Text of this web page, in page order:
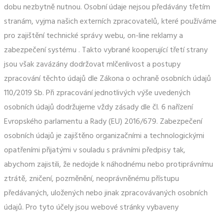
dobu nezbytně nutnou. Osobní údaje nejsou předávány třetím
stranám, vyjma našich externích zpracovatelů, které používáme
pro zajištění technické správy webu, on-line reklamy a
zabezpečení systému . Takto vybrané kooperující třetí strany
jsou však zavázány dodržovat mlčenlivost a postupy
zpracování těchto údajů dle Zákona o ochraně osobních údajů
110/2019 Sb. Při zpracování jednotlivých výše uvedených
osobních údajů dodržujeme vždy zásady dle čl. 6 nařízení
Evropského parlamentu a Rady (EU) 2016/679. Zabezpečení
osobních údajů je zajištěno organizačními a technologickými
opatřeními přijatými v souladu s právními předpisy tak,
abychom zajistili, že nedojde k náhodnému nebo protiprávnímu
ztrátě, zničení, pozměnění, neoprávněnému přístupu
předávaných, uložených nebo jinak zpracovávaných osobních
údajů. Pro tyto účely jsou webové stránky vybaveny